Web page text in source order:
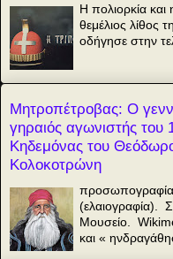
Η πολιορκία
θεμέλιος λίθος
οδήγησε στην
Μητροπέτροβας: Ο
γηραιός αγωνιστής του
Κηδεμόνας του
Κολοκοτρώνη
(ελαιογραφία).
Μουσείο.
και «